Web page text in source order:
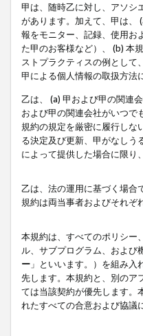
甲は、随時乙に対し、アソシ
があります。加えて、甲は、
報をモニター、記録、使用お
た甲のお客様など）、 (b) 本
ストプラクティスの例として
甲による個人情報の取扱方法
乙は、 (a) 甲および甲の関連
および甲の関連会社がいつで
規約の規定を厳密に履行しな
る決定及び更新、甲がなしう
によって提供した場合に限り
乙は、法の運用に基づく場合
規約は両当事者およびそれぞ
本規約は、すべてのポリシー
ル、サブプログラム、および
ー 」といいます。）を組み
先します。本規約と、別のア
ては当該契約が優先します。
れたすべての合意および協議